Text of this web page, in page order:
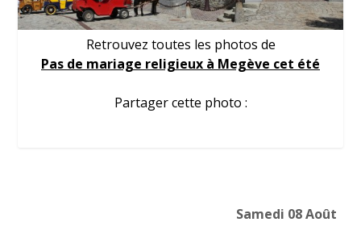
Retrouvez toutes les photos de
Pas de mariage religieux à Megève cet été
Partager cette photo :
Samedi 08 Août